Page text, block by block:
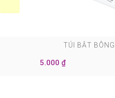
TÚI BẮT
5.000 ₫